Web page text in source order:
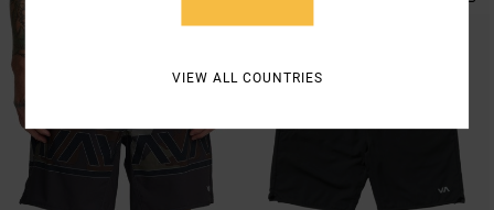
VIEW ALL COUNTRIES